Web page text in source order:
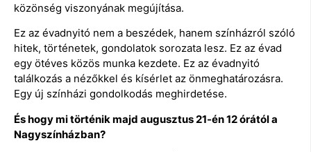
közönség viszonyának megújítása.
Ez az évadnyitó nem a beszédek, hanem színházról szóló
hitek, történetek, gondolatok sorozata lesz. Ez az évad
egy ötéves közös munka kezdete. Ez az évadnyitó
találkozás a nézőkkel és kísérlet az önmeghatározásra.
Egy új színházi gondolkodás meghirdetése.
És hogy mi történik majd augusztus 21-én 12 órától a
Nagyszínházban?